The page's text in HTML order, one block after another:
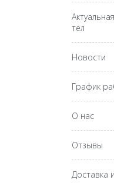
тел
Новости
График
О нас
Отзывы
Доставка